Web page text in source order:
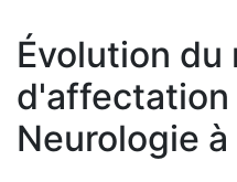
Évolution du
d'affectation
Neurologie